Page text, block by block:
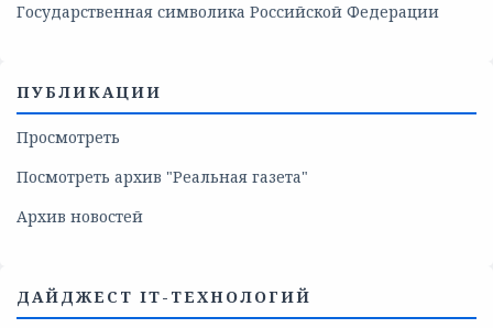
Государственная символика Российской Федерации
ПУБЛИКАЦИИ
Просмотреть
Посмотреть архив "Реальная газета"
Архив новостей
ДАЙДЖЕСТ IT-ТЕХНОЛОГИЙ